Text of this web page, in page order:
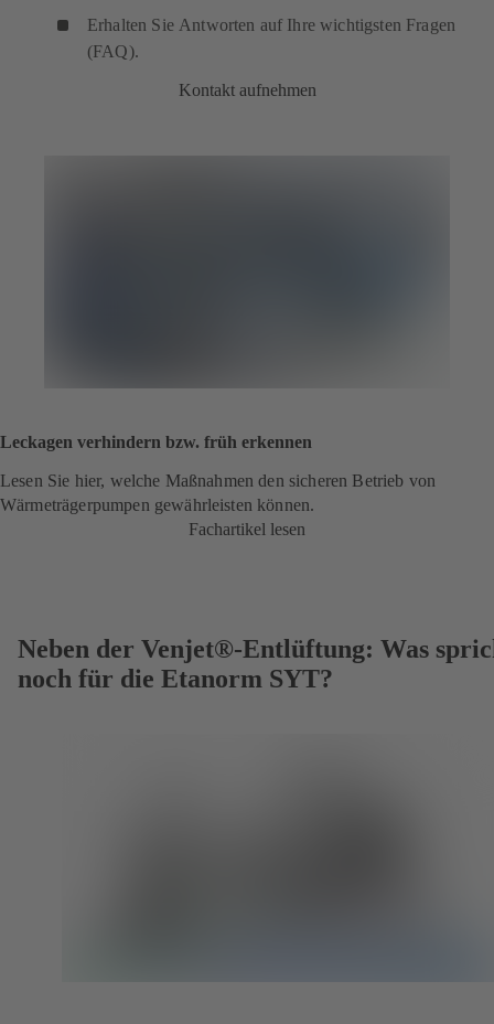
Erhalten Sie Antworten auf Ihre wichtigsten Fragen
(FAQ).
Kontakt aufnehmen
Leckagen verhindern bzw. früh erkennen
Lesen Sie hier, welche Maßnahmen den sicheren Betrieb von
Wärmeträgerpumpen gewährleisten können.
Fachartikel lesen
Neben der Venjet®-Entlüftung: Was
noch für die Etanorm SYT?